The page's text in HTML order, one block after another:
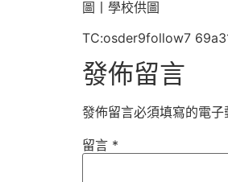
圖丨學校供圖
TC:osder9follow7
發佈留言
發佈留言必須填寫的電子
留言 *